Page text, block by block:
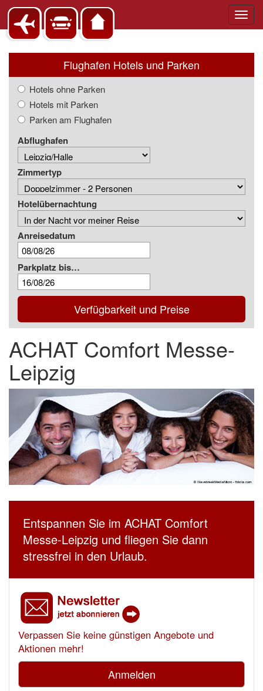
Flughafen Hotels und Parken
Hotels ohne Parken
Hotels mit Parken
Parken am Flughafen
Abflughafen
Zimmertyp
Hotelübernachtung
Anreisedatum
Parkplatz bis…
Verfügbarkeit und Preise
ACHAT Comfort Messe-
Leipzig
Entspannen Sie im ACHAT Comfort
Messe-Leipzig und fliegen Sie dann
stressfrei in den Urlaub.
Verpassen Sie keine günstigen Angebote und
Aktionen mehr!
Anmelden